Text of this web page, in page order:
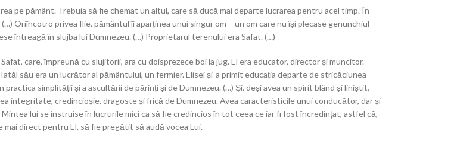
pe pământ. Trebuia să fie chemat un altul, care să ducă mai departe lucrarea pentru acel timp. În
Oriîncotro privea Ilie, pământul îi aparținea unui singur om – un om care nu își plecase genunchiul
întreagă în slujba lui Dumnezeu. (…) Proprietarul terenului era Safat. (…)
care, împreună cu slujitorii, ara cu doisprezece boi la jug. El era educator, director și muncitor.
său era un lucrător al pământului, un fermier. Elisei și-a primit educația departe de stricăciunea
practica simplității și a ascultării de părinți și de Dumnezeu. (…) Și, deși avea un spirit blând și liniștit,
integritate, credincioșie, dragoste și frică de Dumnezeu. Avea caracteristicile unui conducător, dar și
lui se instruise în lucrurile mici ca să fie credincios în tot ceea ce iar fi fost încredințat, astfel că,
mai direct pentru El, să fie pregătit să audă vocea Lui.